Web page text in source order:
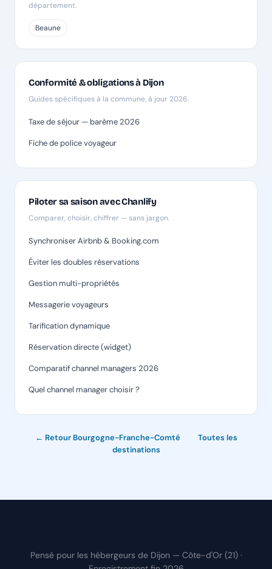
département.
Beaune
Conformité & obligations à Dijon
Guides spécifiques à la commune, à jour 2026.
Taxe de séjour — barème 2026
Fiche de police voyageur
Piloter sa saison avec Chanlify
Comparer, choisir, chiffrer — sans jargon.
Synchroniser Airbnb & Booking.com
Éviter les doubles réservations
Gestion multi-propriétés
Messagerie voyageurs
Tarification dynamique
Réservation directe (widget)
Comparatif channel managers 2026
Quel channel manager choisir ?
← Retour Bourgogne-Franche-Comté
Toutes les
destinations
Pensé pour les hébergeurs de Dijon — Côte-d'Or (21) ·